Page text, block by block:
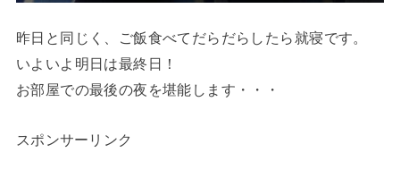
昨日と同じく、ご飯食べてだらだらしたら就寝です。
いよいよ明日は最終日！
お部屋での最後の夜を堪能します・・・
スポンサーリンク